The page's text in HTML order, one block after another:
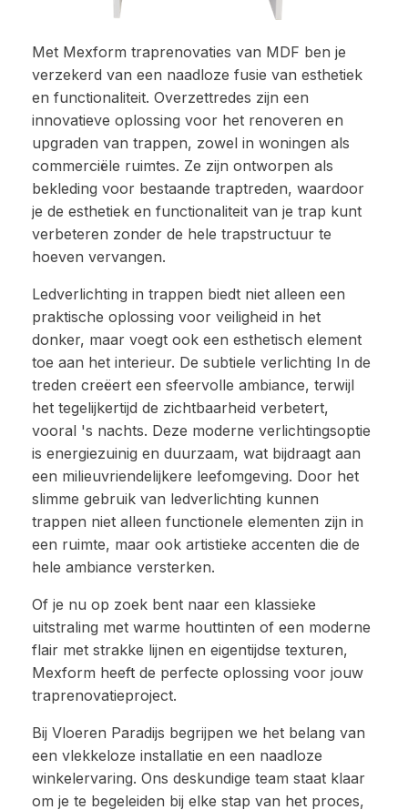
Met Mexform traprenovaties van MDF ben je
verzekerd van een naadloze fusie van esthetiek
en functionaliteit. Overzettredes zijn een
innovatieve oplossing voor het renoveren en
upgraden van trappen, zowel in woningen als
commerciële ruimtes. Ze zijn ontworpen als
bekleding voor bestaande traptreden, waardoor
je de esthetiek en functionaliteit van je trap kunt
verbeteren zonder de hele trapstructuur te
hoeven vervangen.
Ledverlichting in trappen biedt niet alleen een
praktische oplossing voor veiligheid in het
donker, maar voegt ook een esthetisch element
toe aan het interieur. De subtiele verlichting In de
treden creëert een sfeervolle ambiance, terwijl
het tegelijkertijd de zichtbaarheid verbetert,
vooral 's nachts. Deze moderne verlichtingsoptie
is energiezuinig en duurzaam, wat bijdraagt aan
een milieuvriendelijkere leefomgeving. Door het
slimme gebruik van ledverlichting kunnen
trappen niet alleen functionele elementen zijn in
een ruimte, maar ook artistieke accenten die de
hele ambiance versterken.
Of je nu op zoek bent naar een klassieke
uitstraling met warme houttinten of een moderne
flair met strakke lijnen en eigentijdse texturen,
Mexform heeft de perfecte oplossing voor jouw
traprenovatieproject.
Bij Vloeren Paradijs begrijpen we het belang van
een vlekkeloze installatie en een naadloze
winkelervaring. Ons deskundige team staat klaar
om je te begeleiden bij elke stap van het proces,